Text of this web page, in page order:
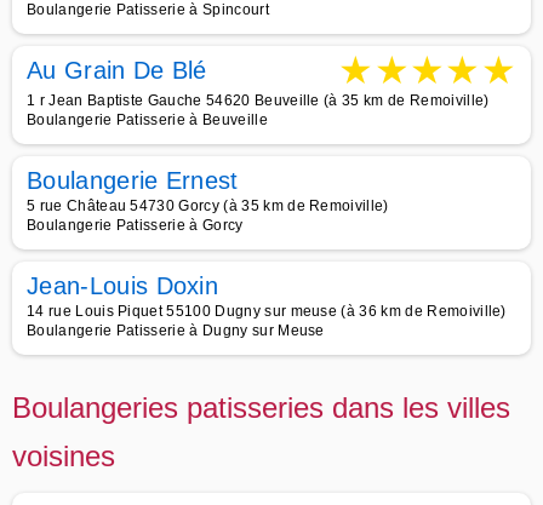
Boulangerie Patisserie à Spincourt
Au Grain De Blé ★★★★★
1 r Jean Baptiste Gauche 54620 Beuveille (à 35 km de Remoiville)
Boulangerie Patisserie à Beuveille
Boulangerie Ernest
5 rue Château 54730 Gorcy (à 35 km de Remoiville)
Boulangerie Patisserie à Gorcy
Jean-Louis Doxin
14 rue Louis Piquet 55100 Dugny sur meuse (à 36 km de Remoiville)
Boulangerie Patisserie à Dugny sur Meuse
Boulangeries patisseries dans les villes
voisines